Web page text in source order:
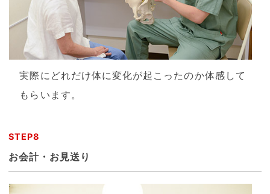
実際にどれだけ体に変化が起こったのか体感して
もらいます。
STEP8
お会計・お見送り